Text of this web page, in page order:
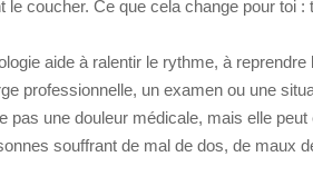
le coucher. Ce que cela change pour
aide à ralentir le rythme, à
professionnelle, un examen ou une
pas une douleur médicale, mais elle
souffrant de mal de dos, de maux